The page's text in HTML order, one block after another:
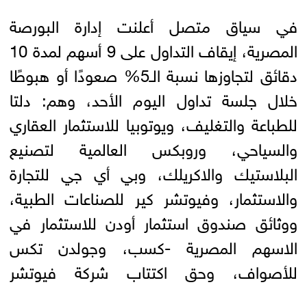
في سياق متصل أعلنت إدارة البورصة
المصرية، إيقاف التداول على 9 أسهم لمدة 10
دقائق لتجاوزها نسبة الـ5% صعودًا أو هبوطًا
خلال جلسة تداول اليوم الأحد، وهم: دلتا
للطباعة والتغليف، ويوتوبيا للاستثمار العقاري
والسياحي، وروبكس العالمية لتصنيع
البلاستيك والاكريلك، وبي أي جي للتجارة
والاستثمار، وفيوتشر كير للصناعات الطبية،
ووثائق صندوق استثمار أودن للاستثمار في
الاسهم المصرية -كسب، وجولدن تكس
للأصواف، وحق اكتتاب شركة فيوتشر